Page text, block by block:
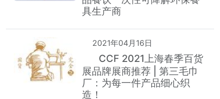
具生产商
2021年04月16日
CCF 2021上海春季百货
展品牌展商推荐 | 第三毛巾
厂：为每一件产品细心织
造！